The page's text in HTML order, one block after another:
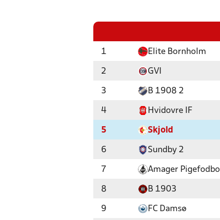
1 Elite Bornholm
2 GVI
3 B 1908 2
4 Hvidovre IF
5 Skjold
6 Sundby 2
7 Amager
8 B 1903
9 FC Damsø